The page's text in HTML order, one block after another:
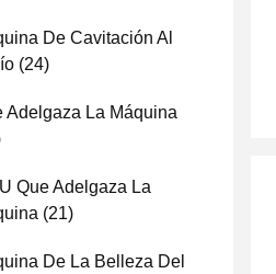
De Cavitación Al
(24)
Adelgaza La Máquina
Que Adelgaza La
(21)
De La Belleza Del